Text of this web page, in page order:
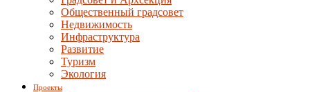
Общественный градсовет
Недвижимость
Инфраструктура
Развитие
Туризм
Экология
Проекты